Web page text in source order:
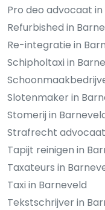
Pro deo advocaat
Refurbished in
Re-integratie in
Schipholtaxi in
Slotenmaker in
Stomerij in
Strafrecht
Tapijt reinigen in
Taxateurs in
Taxi in Barneveld
Tekstschrijver in